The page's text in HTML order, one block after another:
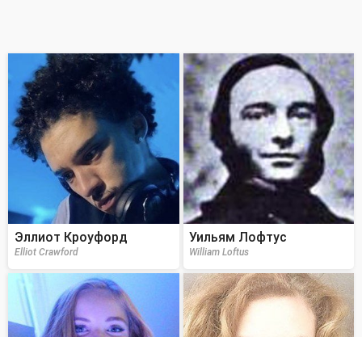
Эллиот Кроуфорд
Elliot Crawford
Уильям Лофтус
William Loftus